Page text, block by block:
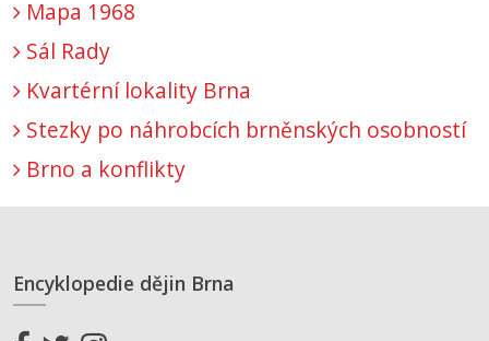
Mapa 1968
Sál Rady
Kvartérní lokality Brna
Stezky po náhrobcích brněnských osobností
Brno a konflikty
Encyklopedie dějin Brna